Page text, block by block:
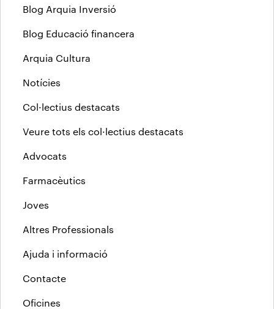
Blog Arquia Inversió
Blog Educació financera
Arquia Cultura
Notícies
Col·lectius destacats
Veure tots els col·lectius destacats
Advocats
Farmacèutics
Joves
Altres Professionals
Ajuda i informació
Contacte
Oficines